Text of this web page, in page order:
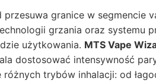
przesuwa granice w segmencie
grzania oraz systemu
użytkowania. MTS Vape
dostosować intensywność
różnych trybów inhalacji: od